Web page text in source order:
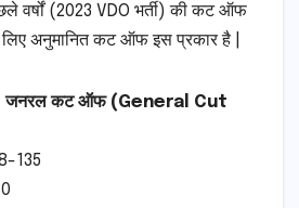
वर्षों (2023 VDO भर्ती) की कट ऑफ
अनुमानित कट ऑफ इस प्रकार है |
जनरल कट ऑफ (General Cut
135